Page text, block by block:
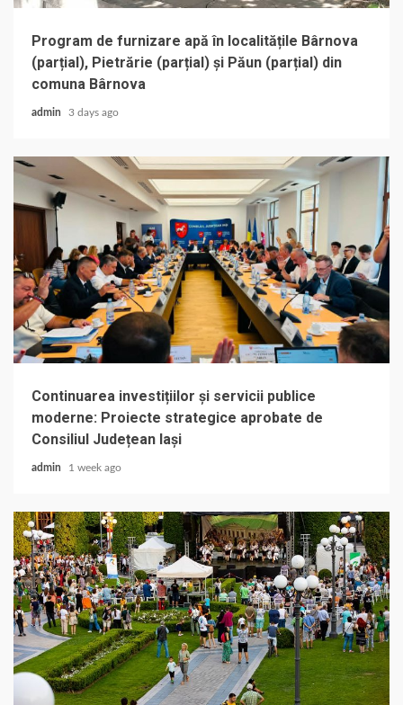
Program de furnizare apă în localitățile Bârnova
(parțial), Pietrărie (parțial) și Păun (parțial) din
comuna Bârnova
admin 3 days ago
Continuarea investițiilor și servicii publice
moderne: Proiecte strategice aprobate de
Consiliul Județean Iași
admin 1 week ago